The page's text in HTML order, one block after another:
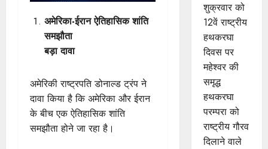
अमेरिका-ईरान ऐतिहासिक शांति
समझौता
बड़ा दावा
अमेरिकी राष्ट्रपति डोनाल्ड ट्रंप ने
दावा किया है कि अमेरिका और ईरान
के बीच एक ऐतिहासिक शांति
समझौता होने जा रहा है।
शुक्रवार को
12वें राष्ट्रीय
हथकरघा
दिवस पर
महेश्वर की
समृद्ध
हथकरघा
परम्परा को
राष्ट्रीय गौरव
दिलाने वाले